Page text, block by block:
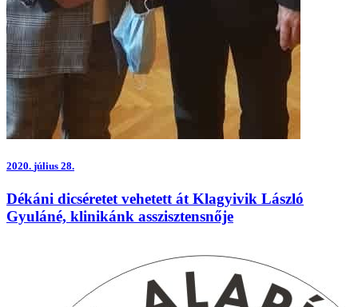
2020. július 28.
Dékáni dicséretet vehetett át Klagyivik László
Gyuláné, klinikánk asszisztensnője